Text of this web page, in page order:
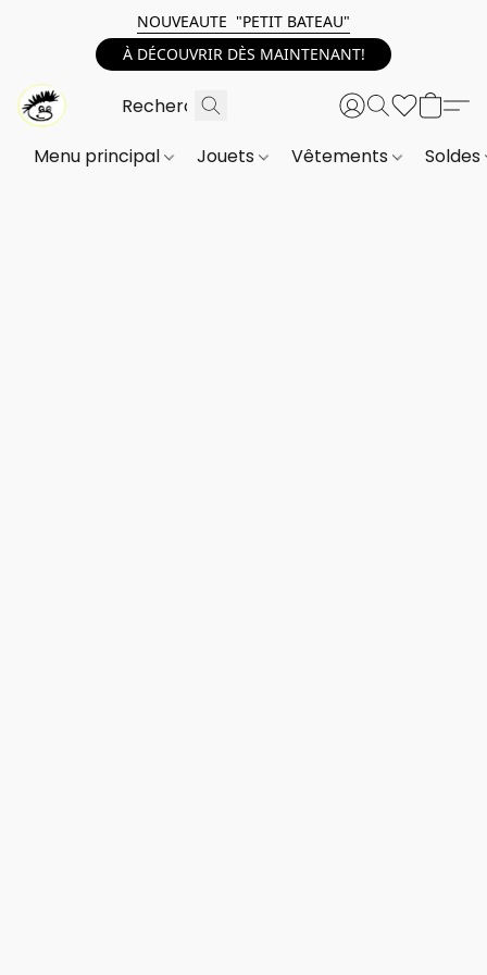
NOUVEAUTE "PETIT BATEAU"
À DÉCOUVRIR DÈS MAINTENANT!
Menu principal Jouets Vêtements Soldes